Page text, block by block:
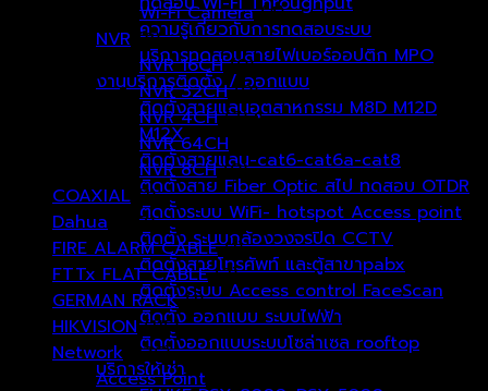
ความรู้เกี่ยวกับการทดสอบระบบ
บริการทดสอบสายไฟเบอร์ออปติก MPO
งานบริการติดตั้ง / ออกแบบ
ติดตั้งสายแลนอุตสาหกรรม M8D M12D
M12X
ติดตั้งสายแลน-cat6-cat6a-cat8
ติดตั้งสาย Fiber Optic สไป ทดสอบ OTDR
ติดตั้งระบบ WiFi- hotspot Access point
ติดตั้ง ระบบกล้องวงจรปิด CCTV
ติดตั้งสายโทรศัพท์ และตู้สาขาpabx
ติดตั้งระบบ Access control FaceScan
ติดตั้ง ออกแบบ ระบบไฟฟ้า
ติดตั้งออกแบบระบบโซล่าเซล rooftop
บริการให้เช่า
Wi-Fi Camera (4)
NVR (8)
NVR 16CH (0)
NVR 32CH (0)
NVR 4CH (7)
NVR 64CH
NVR 8CH (0)
COAXIAL (1)
Dahua
(177)
FIRE ALARM CABLE (1)
FTTx FLAT CABLE (2)
GERMAN RACK (1)
HIKVISION (115)
Network
(136)
Access Point